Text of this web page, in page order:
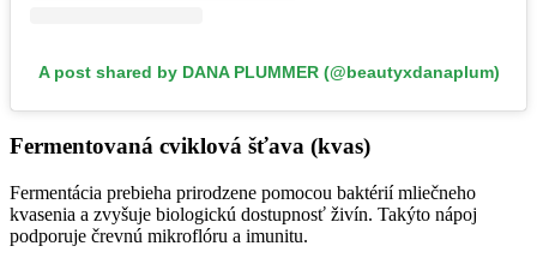
A post shared by DANA PLUMMER (@beautyxdanaplum)
Fermentovaná cviklová šťava (kvas)
Fermentácia prebieha prirodzene pomocou baktérií mliečneho
kvasenia a zvyšuje biologickú dostupnosť živín. Takýto nápoj
podporuje črevnú mikroflóru a imunitu.